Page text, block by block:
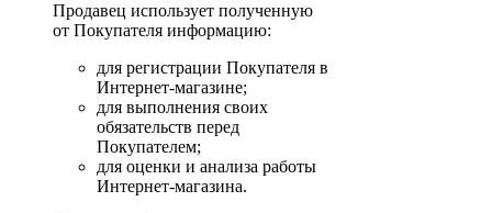
Продавец использует полученную
от Покупателя информацию:
для регистрации Покупателя в
Интернет-магазине;
для выполнения своих
обязательств перед
Покупателем;
для оценки и анализа работы
Интернет-магазина.